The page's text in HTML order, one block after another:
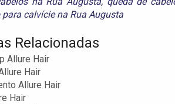
calvície na Rua Augusta
Relacionadas
Allure Hair
Hair
Allure Hair
Hair